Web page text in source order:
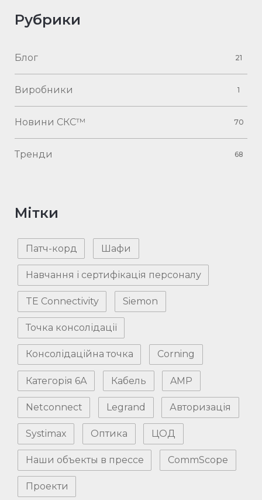
Рубрики
Блог 21
Виробники 1
Новини СКС™ 70
Тренди 68
Мітки
Патч-корд Шафи
Навчання і сертифікація персоналу
TE Connectivity Siemon
Точка консолідації
Консолідаційна точка Corning
Категорія 6А Кабель AMP
Netconnect Legrand Авторизація
Systimax Оптика ЦОД
Наши объекты в прессе CommScope
Проекти